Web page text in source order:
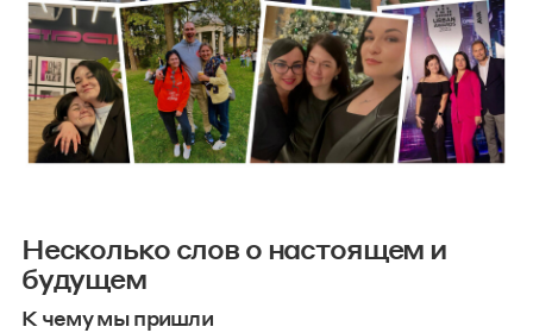
Несколько слов о настоящем и
будущем
К чему мы пришли